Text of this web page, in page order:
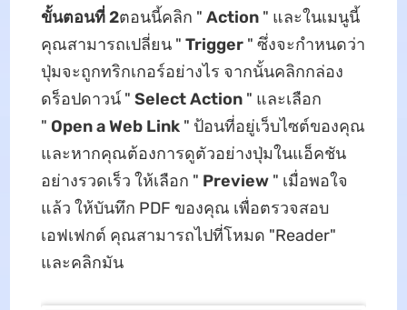
ขั้นตอนที่ 2ตอนนี้คลิก " Action" และในเมนูนี้
คุณสามารถเปลี่ยน " Trigger" ซึ่งจะกำหนดว่า
ปุ่มจะถูกทริกเกอร์อย่างไร จากนั้นคลิกกล่อง
ดร็อปดาวน์ " Select Action" และเลือก
" Open a Web Link" ป้อนที่อยู่เว็บไซต์ของคุณ
และหากคุณต้องการดูตัวอย่างปุ่มในแอ็คชัน
อย่างรวดเร็ว ให้เลือก " Preview" เมื่อพอใจ
แล้ว ให้บันทึก PDF ของคุณ เพื่อตรวจสอบ
เอฟเฟกต์ คุณสามารถไปที่โหมด "Reader"
และคลิกมัน